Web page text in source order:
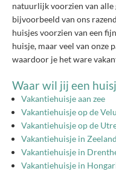
natuurlijk voorzien van alle
bijvoorbeeld van ons
huisjes voorzien van een
huisje, maar veel van onze
waardoor je het ware
Waar wil jij een
Vakantiehuisje aan zee
Vakantiehuisje op de
Vakantiehuisje op de
Vakantiehuisje in Zeeland
Vakantiehuisje in
Vakantiehuisje in